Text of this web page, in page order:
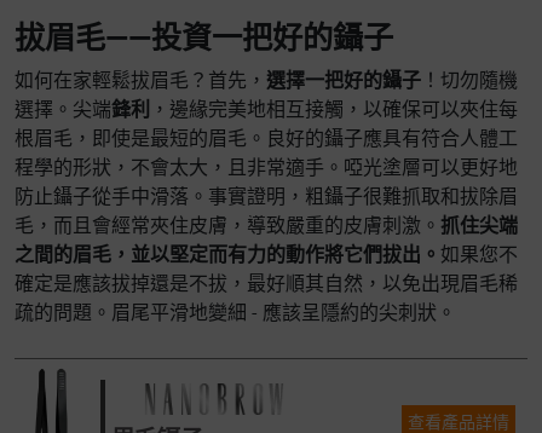
拔眉毛——投資一把好的鑷子
如何在家輕鬆拔眉毛？首先， 選擇一把好的鑷子 ！切勿隨機
選擇。尖端鋒利 ，邊緣完美地相互接觸，以確保可以夾住每
根眉毛，即使是最短的眉毛。良好的鑷子應具有符合人體工
程學的形狀，不會太大，且非常適手。啞光塗層可以更好地
防止鑷子從手中滑落。事實證明，粗鑷子很難抓取和拔除眉
毛，而且會經常夾住皮膚，導致嚴重的皮膚刺激。 抓住尖端
之間的眉毛，並以堅定而有力的動作將它們拔出。 如果您不
確定是應該拔掉還是不拔，最好順其自然，以免出現眉毛稀
疏的問題。眉尾平滑地變細 - 應該呈隱約的尖刺狀。
查看產品詳情